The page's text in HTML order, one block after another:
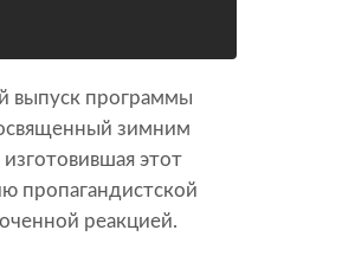
выпуск программы
зимним
этот
пропагандистской
реакцией.